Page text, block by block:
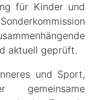
für Kinder und
aktuell geprüft.
und Sport,